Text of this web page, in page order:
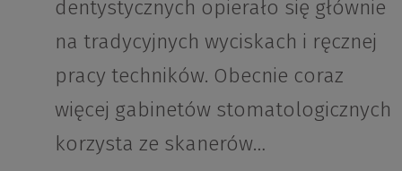
dentystycznych opierało się głównie
na tradycyjnych wyciskach i ręcznej
pracy techników. Obecnie coraz
więcej gabinetów stomatologicznych
korzysta ze skanerów…